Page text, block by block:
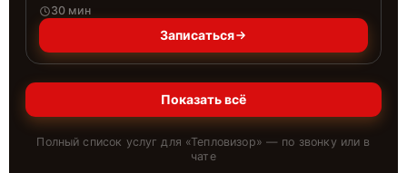
30 мин
Записаться
Показать всё
Полный список услуг для «Тепловизор» — по звонку или в
чате